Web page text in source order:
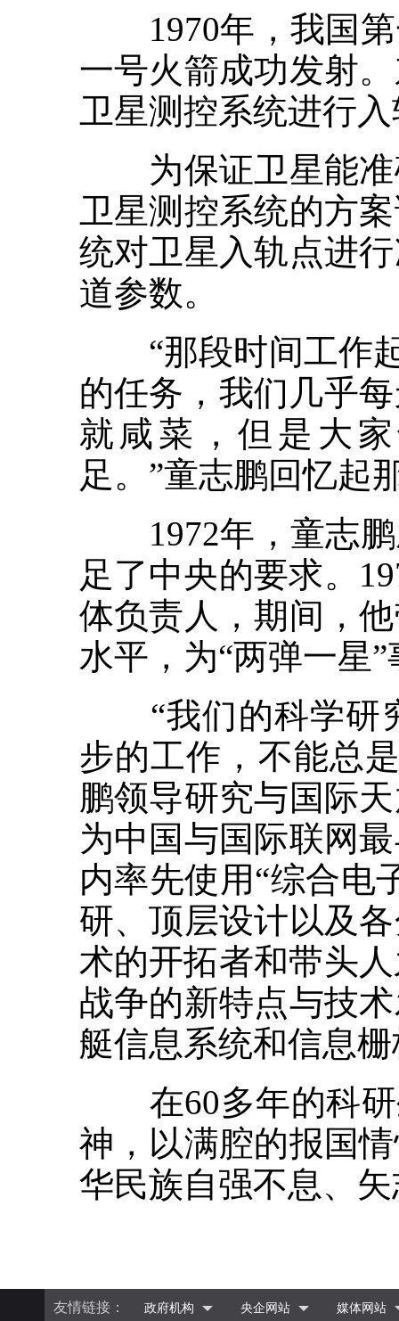
1970年，我国第
一号火箭成功发射
卫星测控系统进行
为保证卫星能准
卫星测控系统的方
统对卫星入轨点进
道参数。
“那段时间工作起
的任务，我们几乎
就咸菜，但是大
足。”童志鹏回忆起
1972年，童志鹏
足了中央的要求。
体负责人，期间，
水平，为“两弹一星
“我们的科学研究
步的工作，不能总
鹏领导研究与国际
为中国与国际联网
内率先使用“综合电
研、顶层设计以及
术的开拓者和带头
战争的新特点与技
艇信息系统和信息
在60多年的科研
神，以满腔的报国
华民族自强不息、
友情链接： 政府机构 央企网站 媒体网站